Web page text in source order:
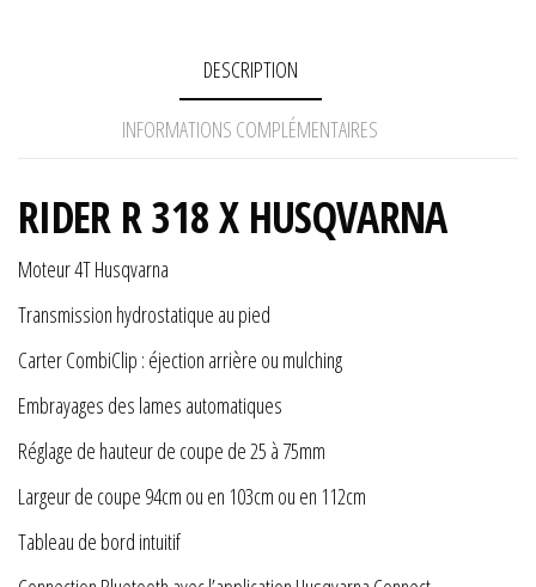
DESCRIPTION
INFORMATIONS COMPLÉMENTAIRES
RIDER R 318 X HUSQVARNA
Moteur 4T Husqvarna
Transmission hydrostatique au pied
Carter CombiClip : éjection arrière ou mulching
Embrayages des lames automatiques
Réglage de hauteur de coupe de 25 à 75mm
Largeur de coupe 94cm ou en 103cm ou en 112cm
Tableau de bord intuitif